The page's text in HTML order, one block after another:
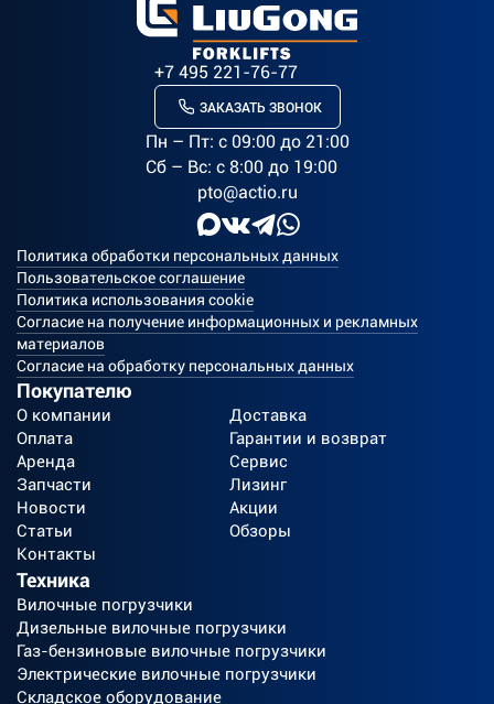
+7 495 221-76-77
ЗАКАЗАТЬ ЗВОНОК
Пн – Пт: c 09:00 до 21:00
Сб – Вс: с 8:00 до 19:00
pto@actio.ru
Политика обработки персональных данных
Пользовательское соглашение
Политика использования cookie
Согласие на получение информационных и рекламных
материалов
Согласие на обработку персональных данных
Покупателю
О компании
Доставка
Оплата
Гарантии и возврат
Аренда
Сервис
Запчасти
Лизинг
Новости
Акции
Статьи
Обзоры
Контакты
Техника
Вилочные погрузчики
Дизельные вилочные погрузчики
Газ-бензиновые вилочные погрузчики
Электрические вилочные погрузчики
Складское оборудование